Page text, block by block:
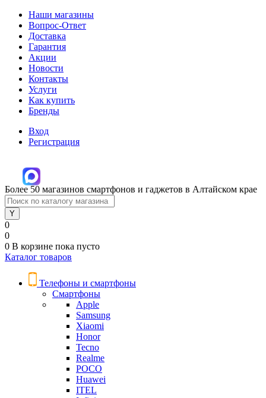
Наши магазины
Вопрос-Ответ
Доставка
Гарантия
Акции
Новости
Контакты
Услуги
Как купить
Бренды
Вход
Регистрация
Более 50 магазинов смартфонов и гаджетов в Алтайском крае
0
0
0 В корзине пока пусто
Каталог товаров
Телефоны и смартфоны
Смартфоны
Apple
Samsung
Xiaomi
Honor
Tecno
Realme
POCO
Huawei
ITEL